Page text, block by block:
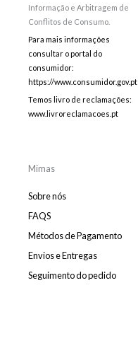
Informação e Arbitragem de
Conflitos de Consumo.
Para mais informações
consultar o portal do
consumidor:
https://www.consumidor.gov.pt
Temos livro de reclamações:
www.livroreclamacoes.pt
Mimas
Sobre nós
FAQS
Métodos de Pagamento
Envios e Entregas
Seguimento do pedido